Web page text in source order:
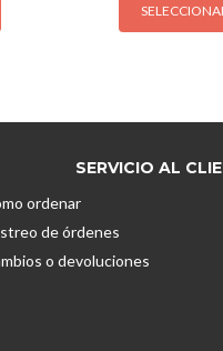
Las
pueden
elegir
en
SERVICIO AL
ordenar
de órdenes
o devoluciones